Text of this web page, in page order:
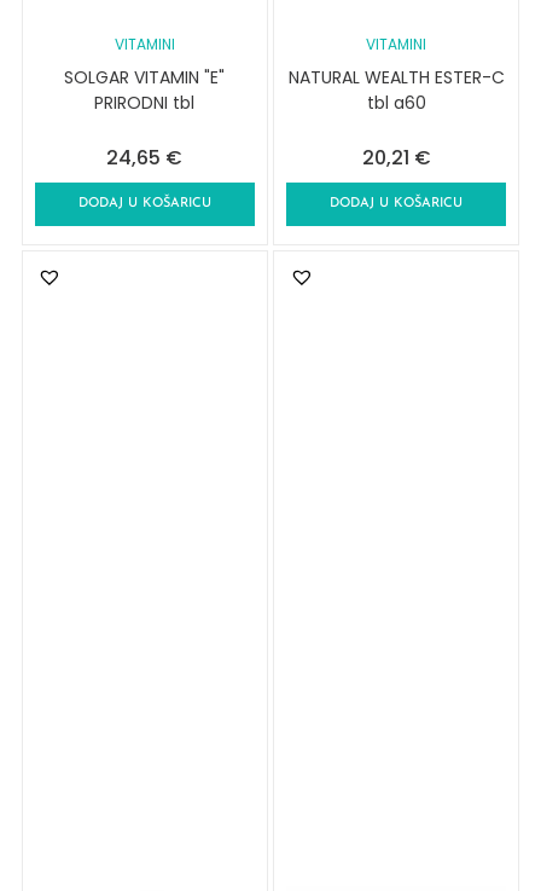
VITAMINI
SOLGAR VITAMIN "E"
PRIRODNI tbl
24,65 €
DODAJ U KOŠARICU
VITAMINI
NATURAL WEALTH ESTER-C
tbl a60
20,21 €
DODAJ U KOŠARICU